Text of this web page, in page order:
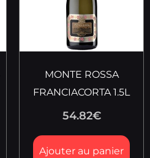
MONTE ROSSA
FRANCIACORTA 1.5L
54.82€
Ajouter au panier